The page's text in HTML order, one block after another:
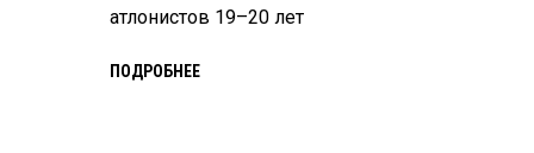
атлонистов 19–20 лет
ПОДРОБНЕЕ